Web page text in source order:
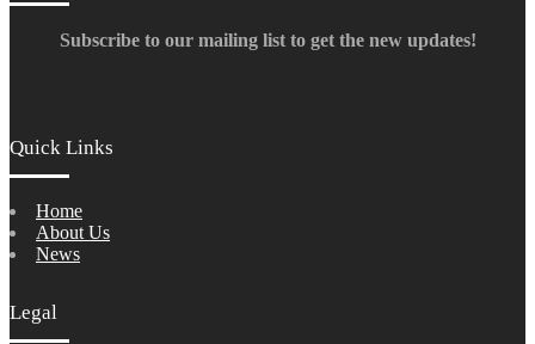
Subscribe to our mailing list to get the new updates!
Quick Links
Home
About Us
News
Legal